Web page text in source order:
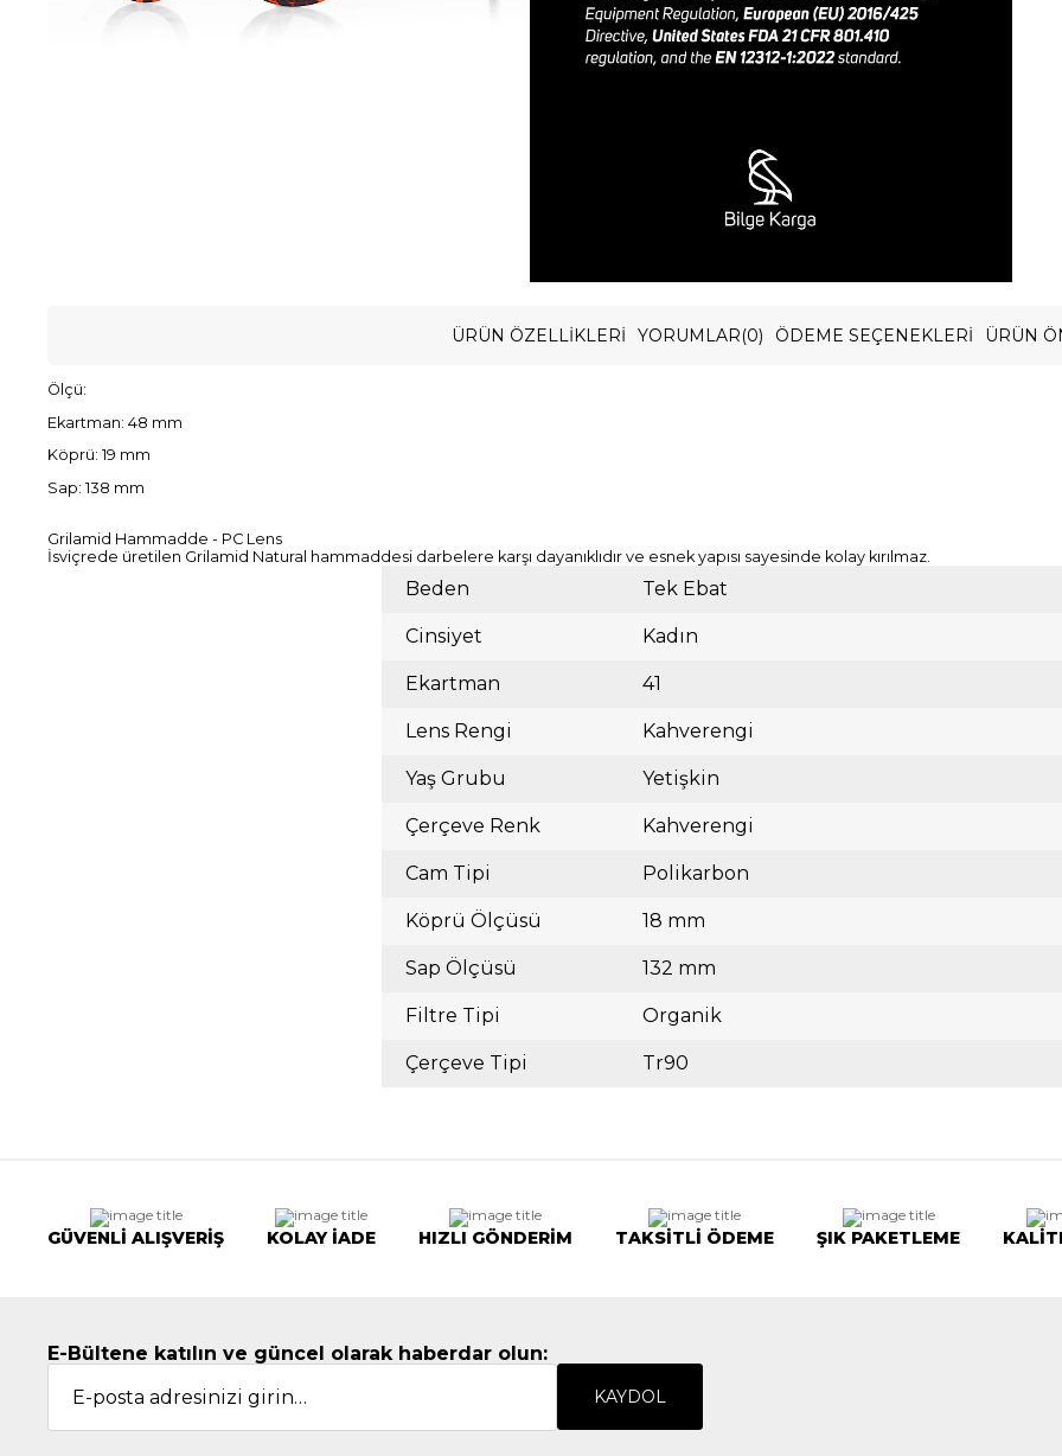
ÜRÜN ÖZELLIKLERI YORUMLAR(0) ÖDEME SEÇENEKLERI ÜRÜN
Ölçü:
Ekartman: 48 mm
Köprü: 19 mm
Sap: 138 mm
Grilamid Hammadde - PC Lens
İsviçrede üretilen Grilamid Natural hammaddesi darbelere karşı dayanıklıdır ve esnek yapısı sayesinde kolay kırılmaz.
Beden Tek Ebat
Cinsiyet Kadın
Ekartman 41
Lens Rengi Kahverengi
Yaş Grubu Yetişkin
Çerçeve Renk Kahverengi
Cam Tipi Polikarbon
Köprü Ölçüsü 18 mm
Sap Ölçüsü 132 mm
Filtre Tipi Organik
Çerçeve Tipi Tr90
GÜVENLİ ALIŞVERİŞ KOLAY İADE HIZLI GÖNDERİM TAKSİTLİ ÖDEME ŞIK PAKETLEME
E-Bültene katılın ve güncel olarak haberdar olun:
KAYDOL